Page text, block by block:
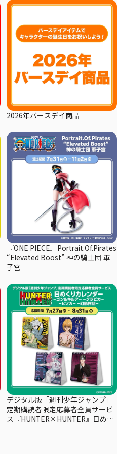
2026年バースデイ商品
『ONE PIECE』Portrait.Of.Pirates
“Elevated Boost” 神の騎士団 軍
子宮
デジタル版「週刊少年ジャンプ」
定期購読者限定応募者全員サービ
ス『HUNTER×HUNTER』日めく